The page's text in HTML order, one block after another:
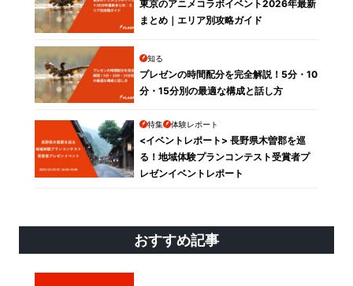
東京のアニメコラボイベント2026年最新
まとめ｜エリア別攻略ガイド
知る
プレゼンの時間配分を完全解説！5分・10
分・15分別の最適な構成と話し方
特集 体験レポート
<イベントレポート> 長野県木曽郡を巡
る！地域体験プランコンテスト受賞者プ
レゼンイベントレポート
おすすめ記事